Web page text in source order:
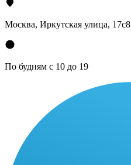
Москва, Иркутская улица, 17с8
По будням с 10 до 19